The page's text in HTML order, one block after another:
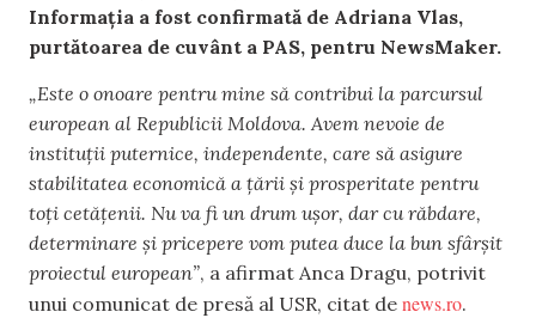
Informația a fost confirmată de Adriana Vlas,
purtătoarea de cuvânt a PAS, pentru NewsMaker.
„Este o onoare pentru mine să contribui la parcursul
european al Republicii Moldova. Avem nevoie de
instituții puternice, independente, care să asigure
stabilitatea economică a ţării şi prosperitate pentru
toţi cetăţenii. Nu va fi un drum uşor, dar cu răbdare,
determinare şi pricepere vom putea duce la bun sfârşit
proiectul european”, a afirmat Anca Dragu, potrivit
unui comunicat de presă al USR, citat de news.ro.